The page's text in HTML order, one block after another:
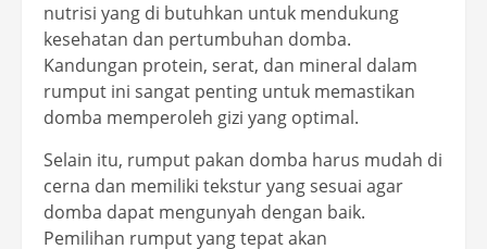
nutrisi yang di butuhkan untuk mendukung
kesehatan dan pertumbuhan domba.
Kandungan protein, serat, dan mineral dalam
rumput ini sangat penting untuk memastikan
domba memperoleh gizi yang optimal.
Selain itu, rumput pakan domba harus mudah di
cerna dan memiliki tekstur yang sesuai agar
domba dapat mengunyah dengan baik.
Pemilihan rumput yang tepat akan